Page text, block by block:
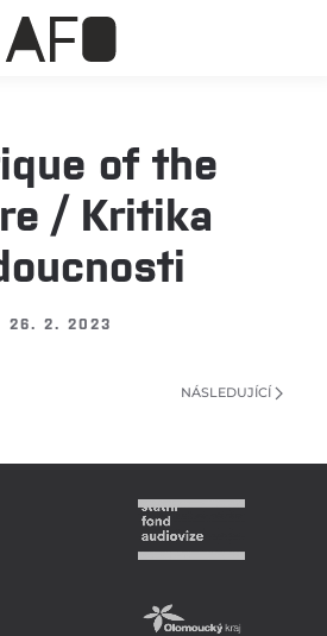
of the
/ Kritika
26. 2. 2023
NÁSLEDUJÍCÍ